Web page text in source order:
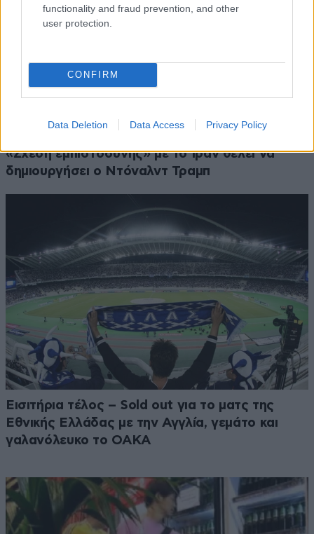
functionality and fraud prevention, and other
user protection.
CONFIRM
Data Deletion Data Access Privacy Policy
«Σχέση εμπιστοσύνης» με το Ιράν θέλει να
δημιουργήσει ο Ντόναλντ Τραμπ
Εισιτήρια τέλος – Sold out για το ματς της
Εθνικής Ελλάδας με την Αγγλία, γεμάτο και
γαλανόλευκο το ΟΑΚΑ